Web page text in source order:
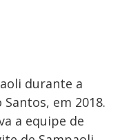
durante a
em 2018.
a equipe de